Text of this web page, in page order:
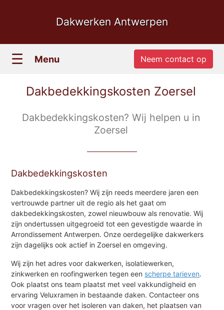
Dakwerken Antwerpen
☰ Menu Neem contact op
Dakbedekkingskosten Zoersel
Dakbedekkingskosten? Wij helpen u in
Zoersel
Dakbedekkingskosten
Dakbedekkingskosten? Wij zijn reeds meerdere jaren een
vertrouwde partner uit de regio als het gaat om
dakbedekkingskosten, zowel nieuwbouw als renovatie. Wij
zijn ondertussen uitgegroeid tot een gevestigde waarde in
Arrondissement Antwerpen. Onze oerdegelijke dakwerkers
zijn dagelijks ook actief in Zoersel en omgeving.
Wij zijn het adres voor dakwerken, isolatiewerken,
zinkwerken en roofingwerken tegen een scherpe tarieven.
Ook plaatst ons team plaatst met veel vakkundigheid en
ervaring Veluxramen in bestaande daken. Contacteer ons
voor vragen over het isoleren van daken, het plaatsen van